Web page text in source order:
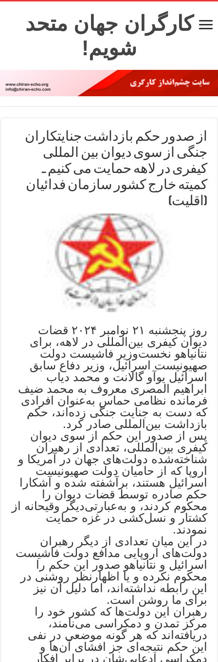
کارگران جهان متحد
شویم!
از صدور حکم بازداشت جنایتکاران
جنگی از سوی دیوان بین المللی
کیفری در لاهه حمایت می کنیم ـ
کمیته خارج کشور سازمان فدائیان
(اقلیت)
روز پنجشنبه ۲۱ نوامبر ۲۰۲۴ قضات
دیوان کیفری بین‌المللی در لاهه، برای
نتانیاهو نخست‌وزیر فاشیست دولت
صهیونیست اسرائیل، وزیر دفاع سابق
اسرائیل یوآو گالانت و محمد دیاب
ابراهیم المصری معروف به محمد ضیف
فرمانده نظامی حماس به‌عنوان افرادی
که دست به جنایت جنگی زده‌اند، حکم
بازداشت بین‌المللی صادر کرد.
پس از صدور این حکم از سوی دیوان
کیفری بین‌المللی، تعدادی از رهبران
شناخته‌شده دولت‌های جهان در آمریکا و
اروپا که از حامیان دولت صهیونیست
اسرائیل هستند، برآشفته شده و آشکارا
حکم صادره توسط قضات دیوان را
محکوم کردند، و به‌عبارتی‌دیگر وقیحانه از
کشتار و نسل‌کشی در غزه حمایت
نمودند.
در این میان تعدادی از دیگر رهبران
دولت‌های اروپایی مدافع دولت فاشیست
اسرائیل و نتانیاهو صدور این حکم را
محکوم نکرده و یا اظهارنظر روشنی در
این رابطه نداشته‌اند، اما دلیل آن نیز
برای ما روشن است.
رهبران این دولت‌ها که کشور خود را
مرکز تمدن و دمکراسی می‌نامند،
دریافته‌اند که هر گونه موضعی در نفی
این حکم نتیجه‌ای جز افشای آن‌ها و
دمکراسی ادعایی‌شان در برابر افکار